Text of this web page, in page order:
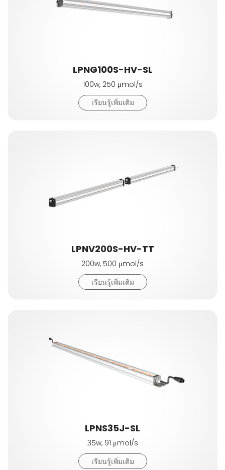
LPNG100S-HV-SL
100w, 250 μmol/s
เรียนรู้เพิ่มเติม
LPNV200S-HV-TT
200w, 500 μmol/s
เรียนรู้เพิ่มเติม
LPNS35J-SL
35w, 91 μmol/s
เรียนรู้เพิ่มเติม